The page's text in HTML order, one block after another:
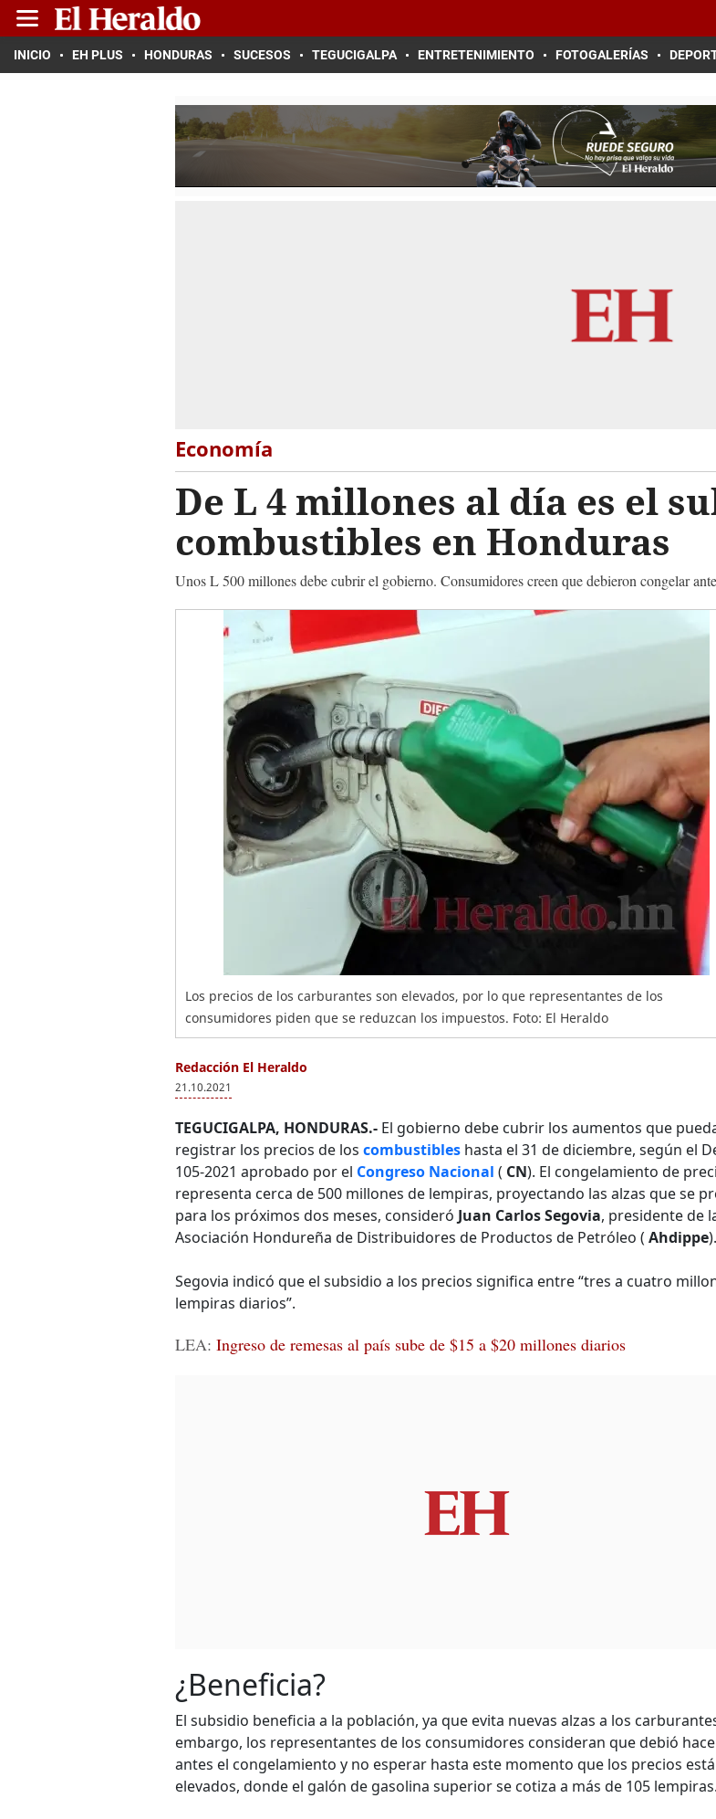
INICIO EH PLUS HONDURAS SUCESOS TEGUCIGALPA ENTRETENIMIENTO FOTOGALERÍAS
Economía
De L 4 millones al día es el
combustibles en Honduras
Unos L 500 millones debe cubrir el gobierno. Consumidores creen que debieron congelar
Los precios de los carburantes son elevados, por lo que representantes de los
consumidores piden que se reduzcan los impuestos. Foto: El Heraldo
Redacción El Heraldo
21.10.2021
TEGUCIGALPA, HONDURAS.- El gobierno debe cubrir los aumentos que
registrar los precios de los combustibles hasta el 31 de diciembre, según el
105-2021 aprobado por el Congreso Nacional ( CN). El congelamiento de
representa cerca de 500 millones de lempiras, proyectando las alzas que se
para los próximos dos meses, consideró Juan Carlos Segovia, presidente de
Asociación Hondureña de Distribuidores de Productos de Petróleo ( Ahdippe).
Segovia indicó que el subsidio a los precios significa entre “tres a cuatro
lempiras diarios”.
LEA: Ingreso de remesas al país sube de $15 a $20 millones diarios
¿Beneficia?
El subsidio beneficia a la población, ya que evita nuevas alzas a los
embargo, los representantes de los consumidores consideran que debió
antes el congelamiento y no esperar hasta este momento que los precios
elevados, donde el galón de gasolina superior se cotiza a más de 105 lempiras.